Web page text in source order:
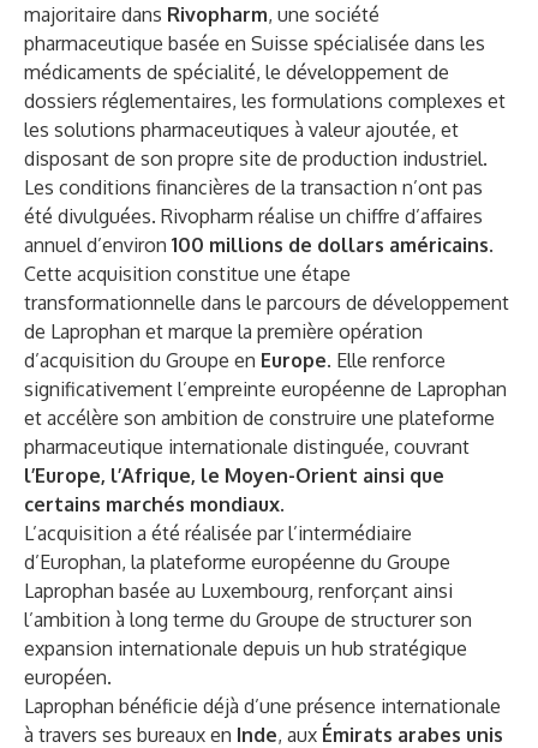
majoritaire dans Rivopharm, une société
pharmaceutique basée en Suisse spécialisée dans les
médicaments de spécialité, le développement de
dossiers réglementaires, les formulations complexes et
les solutions pharmaceutiques à valeur ajoutée, et
disposant de son propre site de production industriel.
Les conditions financières de la transaction n’ont pas
été divulguées. Rivopharm réalise un chiffre d’affaires
annuel d’environ 100 millions de dollars américains.
Cette acquisition constitue une étape
transformationnelle dans le parcours de développement
de Laprophan et marque la première opération
d’acquisition du Groupe en Europe. Elle renforce
significativement l’empreinte européenne de Laprophan
et accélère son ambition de construire une plateforme
pharmaceutique internationale distinguée, couvrant
l’Europe, l’Afrique, le Moyen-Orient ainsi que
certains marchés mondiaux.
L’acquisition a été réalisée par l’intermédiaire
d’Europhan, la plateforme européenne du Groupe
Laprophan basée au Luxembourg, renforçant ainsi
l’ambition à long terme du Groupe de structurer son
expansion internationale depuis un hub stratégique
européen.
Laprophan bénéficie déjà d’une présence internationale
à travers ses bureaux en Inde, aux Émirats arabes unis